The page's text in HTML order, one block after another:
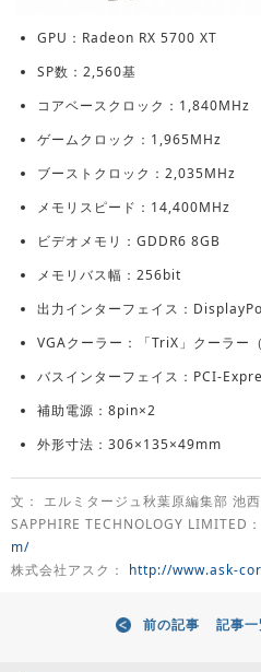
GPU：Radeon RX 5700 XT
SP数：2,560基
コアベースクロック：1,840MHz
ゲームクロック：1,965MHz
ブーストクロック：2,035MHz
メモリスピード：14,400MHz
ビデオメモリ：GDDR6 8GB
メモリバス幅：256bit
出力インターフェイス：
VGAクーラー：「TriX」クーラー
バスインターフェイス：PCI-
補助電源：8pin×2
外形寸法：306×135×49mm
文： エルミタージュ秋葉原編集部 池
SAPPHIRE TECHNOLOGY LIMITED：
m/
株式会社アスク： http://www.ask-
前の記事 記事一